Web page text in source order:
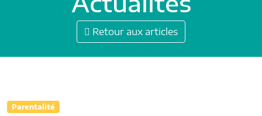
Retour aux articles
Parentalité